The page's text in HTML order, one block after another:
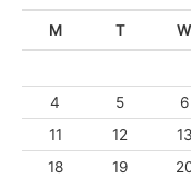
M T W
4
5 6
11
12 13
18
19